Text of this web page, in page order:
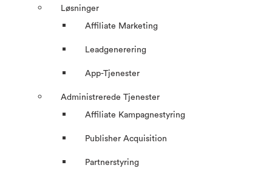
Løsninger
Affiliate Marketing
Leadgenerering
App-Tjenester
Administrerede Tjenester
Affiliate Kampagnestyring
Publisher Acquisition
Partnerstyring